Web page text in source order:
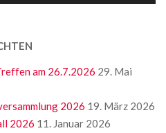
am 26.7.2026 29. Mai
2026 19. März 2026
2026 11. Januar 2026